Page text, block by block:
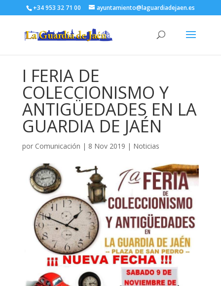
+34 953 32 71 00 ayuntamiento@laguardiadejaen.es
I FERIA DE
COLECCIONISMO Y
ANTIGÜEDADES EN LA
GUARDIA DE JAÉN
por Comunicación | 8 Nov 2019 | Noticias